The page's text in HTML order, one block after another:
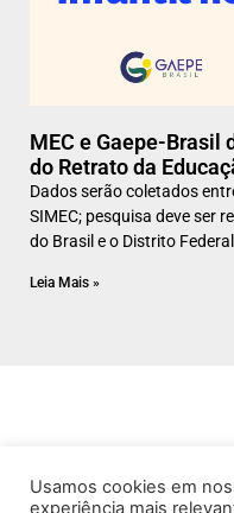
MEC e Gaepe-Brasil
do Retrato da
Dados serão coletados
SIMEC; pesquisa deve ser
do Brasil e o Distrito
Leia Mais »
Usamos cookies em
experiência mais